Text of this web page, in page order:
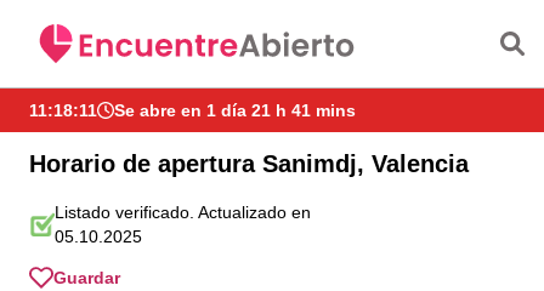
11:18:11 Se abre en 1 día 21 h 41 mins
Horario de apertura Sanimdj, Valencia
Listado verificado. Actualizado en
05.10.2025
Guardar